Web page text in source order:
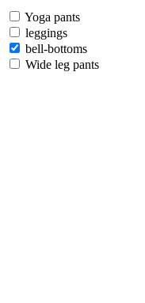
Yoga pants
leggings
bell-bottoms
Wide leg pants